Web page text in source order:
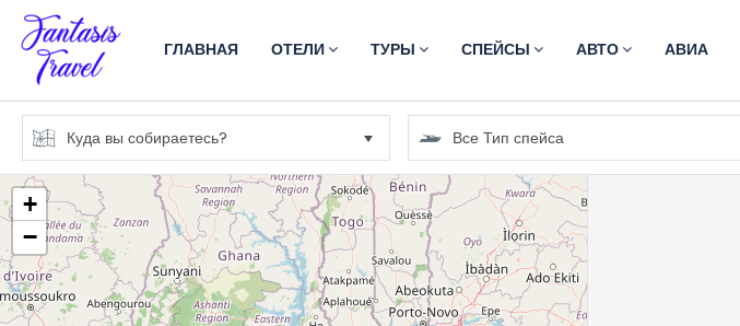
ГЛАВНАЯ ОТЕЛИ ТУРЫ СПЕЙСЫ АВТО АВИА
+
−